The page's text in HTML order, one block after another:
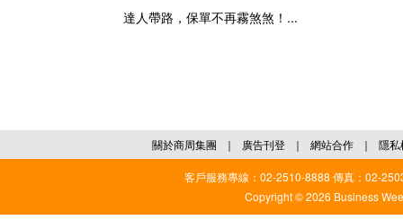
達人帶路，保單不再霧煞煞！...
關於商周集團 ｜ 廣告刊登 ｜ 網站合作 ｜ 隱私
客戶服務專線：02-2510-8888 傳真：02-
Copyright © 2026 Business